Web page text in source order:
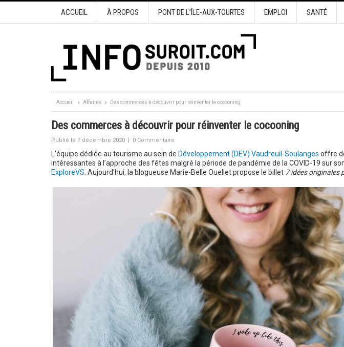
ACCUEIL À PROPOS PONT DE L’ÎLE-AUX-TOURTES EMPLOI SANTÉ
Accueil Affaires Des commerces à découvrir pour réinventer le cocooning
Des commerces à découvrir pour réinventer le cocooning
Publié le 7 décembre 2020 | 0 Commentaire
L’équipe dédiée au tourisme au sein de Développement (DEV) Vaudreuil-Soulanges offre
intéressantes à l’approche des fêtes malgré la période de pandémie de la COVID-19 sur
ExploreVS . Aujourd’hui, la blogueuse Marie-Belle Ouellet propose le billet 7 idées originales